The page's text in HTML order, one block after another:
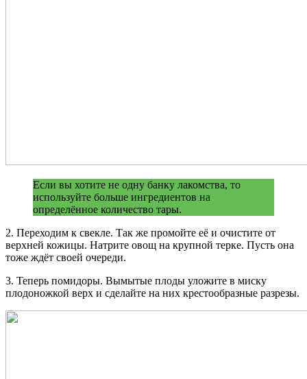
Если вы хотите не одну банку лакомства, то
используйте больше ингредиентов на
определённое количество тары.
2. Переходим к свекле. Так же промойте её и очистите от
верхней кожицы. Натрите овощ на крупной терке. Пусть она
тоже ждёт своей очереди.
3. Теперь помидоры. Вымытые плоды уложите в миску
плодоножкой верх и сделайте на них крестообразные разрезы.